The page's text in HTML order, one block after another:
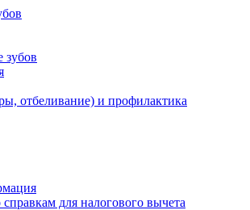
зубов
отбеливание) и профилактика
для налогового вычета